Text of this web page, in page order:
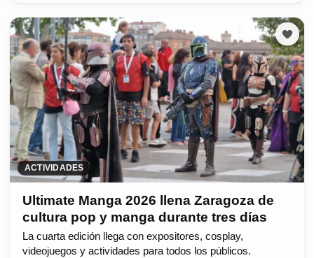
ACTIVIDADES
Ultimate Manga 2026 llena Zaragoza de
cultura pop y manga durante tres días
La cuarta edición llega con expositores, cosplay,
videojuegos y actividades para todos los públicos.